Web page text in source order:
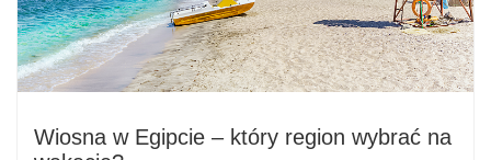
Wiosna w Egipcie – który region wybrać na